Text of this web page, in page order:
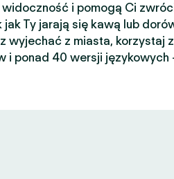
i pomogą Ci
Ty jarają się kawą lub
wyjechać z miasta, korzystaj
i ponad 40 wersji językowych